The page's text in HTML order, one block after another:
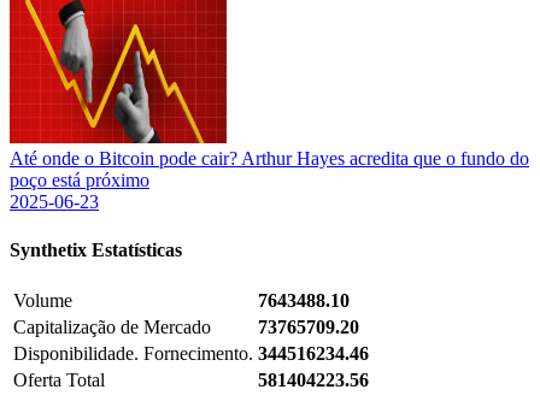
Até onde o Bitcoin pode cair? Arthur Hayes acredita que o fundo do
poço está próximo
2025-06-23
Synthetix Estatísticas
Volume
7643488.10
Capitalização de Mercado
73765709.20
Disponibilidade. Fornecimento. 344516234.46
Oferta Total
581404223.56